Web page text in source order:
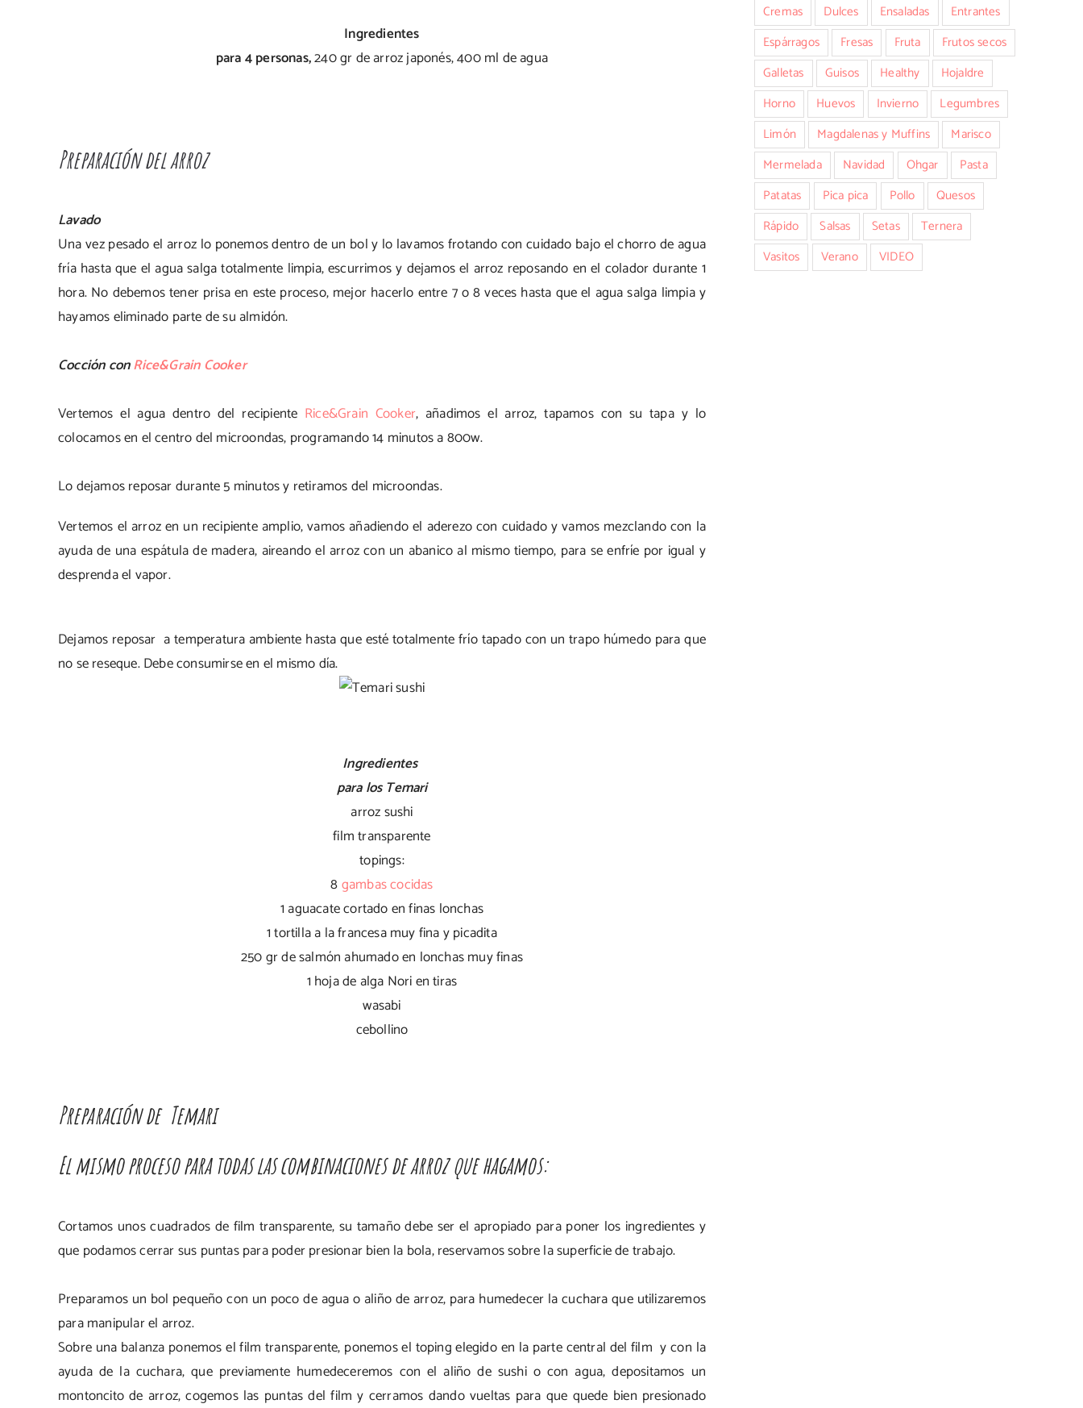
Ingredientes
para 4 personas,240 gr de arroz japonés,400 ml de agua
Preparación del arroz
Lavado
Una vez pesado el arroz lo ponemos dentro de un bol y lo lavamos frotando con cuidado bajo el chorro de agua
fría hasta que el agua salga totalmente limpia, escurrimos y dejamos el arroz reposando en el colador durante 1
hora. No debemos tener prisa en este proceso, mejor hacerlo entre 7 o 8 veces hasta que el agua salga limpia y
hayamos eliminado parte de su almidón.
Cocción conRice&Grain Cooker
Vertemos el agua dentro del recipiente Rice&Grain Cooker, añadimos el arroz, tapamos con su tapa y lo
colocamos en el centro del microondas, programando 14 minutos a 800w.
Lo dejamos reposar durante 5 minutos y retiramos del microondas.
Vertemos el arroz en un recipiente amplio, vamos añadiendoel aderezo con cuidado y vamos mezclando con la
ayuda de una espátula de madera, aireando el arroz con un abanico al mismo tiempo, para se enfríe por igual y
desprenda el vapor.
Dejamos reposar a temperatura ambiente hasta que esté totalmente frío tapado con un trapo húmedo para que
no se reseque. Debe consumirse en el mismo día.
Ingredientes
para los Temari
arroz sushi
film transparente
topings:
8gambas cocidas
1 aguacate cortado en finas lonchas
1 tortilla a la francesa muy fina y picadita
250 gr de salmón ahumado en lonchas muy finas
1 hoja de alga Nori en tiras
wasabi
cebollino
Preparación de Temari
El mismo proceso para todas las combinaciones de arroz que hagamos:
Cortamos unos cuadrados de film transparente, su tamaño debe ser el apropiado para poner los ingredientes y
que podamos cerrar sus puntas para poder presionar bien la bola, reservamos sobre la superficie de trabajo.
Preparamos un bol pequeño con un poco de agua o aliño de arroz, para humedecer la cuchara que utilizaremos
para manipular el arroz.
Sobre una balanza ponemos el film transparente, ponemos el toping elegido en la parte central del film y con la
ayuda de la cuchara, que previamente humedeceremos con el aliño de sushi o con agua, depositamos un
montoncito de arroz, cogemos las puntas delfilm y cerramos dando vueltas para que quede bien presionado
Cremas
Dulces Ensaladas
Entrantes
Espárragos
Fresas Fruta
Frutos secos
Galletas
Guisos Healthy
Hojaldre
Horno
Huevos Invierno
Legumbres
Limón
Magdalenas y Muffins
Marisco
Mermelada
Navidad Ohgar
Pasta
Patatas
Pica pica Pollo
Quesos
Rápido
Salsas Setas
Ternera
Vasitos
Verano VIDEO